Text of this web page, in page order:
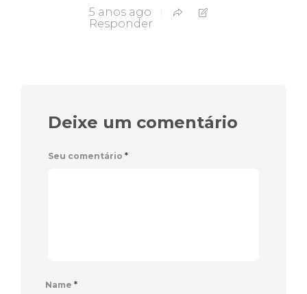
5 anos ago
Responder
Deixe um comentário
Seu comentário *
Name *